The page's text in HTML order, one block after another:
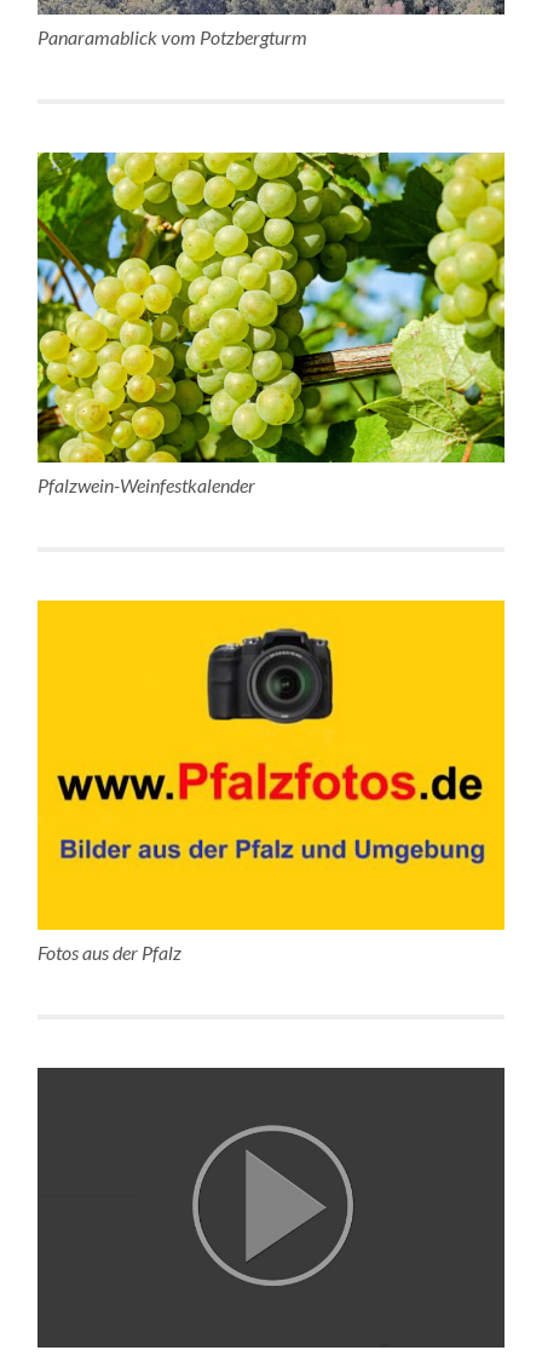
Panaramablick vom Potzbergturm
Pfalzwein-Weinfestkalender
Fotos aus der Pfalz